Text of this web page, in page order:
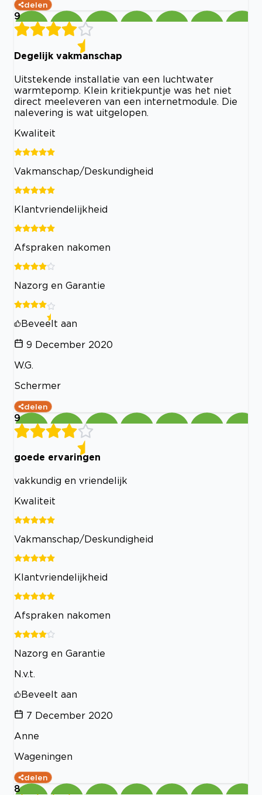
delen
9
Degelijk vakmanschap
Uitstekende installatie van een luchtwater
warmtepomp. Klein kritiekpuntje was het niet
direct meeleveren van een internetmodule. Die
nalevering is wat uitgelopen.
Kwaliteit
Vakmanschap/Deskundigheid
Klantvriendelijkheid
Afspraken nakomen
Nazorg en Garantie
Beveelt aan
9 December 2020
W.G.
Schermer
delen
9
goede ervaringen
vakkundig en vriendelijk
Kwaliteit
Vakmanschap/Deskundigheid
Klantvriendelijkheid
Afspraken nakomen
Nazorg en Garantie
N.v.t.
Beveelt aan
7 December 2020
Anne
Wageningen
delen
8